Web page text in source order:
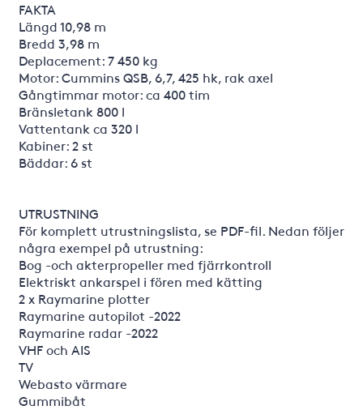
FAKTA
Längd 10,98 m
Bredd 3,98 m
Deplacement: 7 450 kg
Motor: Cummins QSB, 6,7, 425 hk, rak axel
Gångtimmar motor: ca 400 tim
Bränsletank 800 l
Vattentank ca 320 l
Kabiner: 2 st
Bäddar: 6 st
UTRUSTNING
För komplett utrustningslista, se PDF-fil. Nedan följer
några exempel på utrustning:
Bog -och akterpropeller med fjärrkontroll
Elektriskt ankarspel i fören med kätting
2 x Raymarine plotter
Raymarine autopilot -2022
Raymarine radar -2022
VHF och AIS
TV
Webasto värmare
Gummibåt